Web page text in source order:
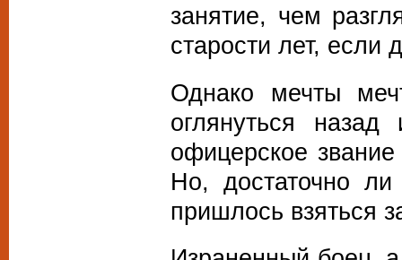
занятие, чем
старости лет, если
Однако мечты
оглянуться
офицерское
Но, достаточно
пришлось взяться